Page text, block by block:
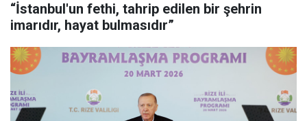
“İstanbul'un fethi, tahrip edilen bir şehrin
imarıdır, hayat bulmasıdır”